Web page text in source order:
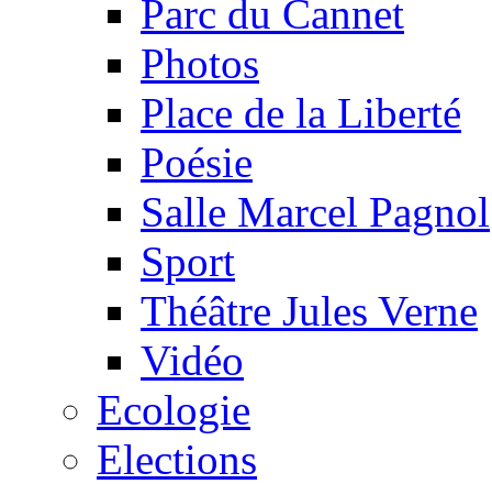
Parc du Cannet
Photos
Place de la Liberté
Poésie
Salle Marcel Pagnol
Sport
Théâtre Jules Verne
Vidéo
Ecologie
Elections